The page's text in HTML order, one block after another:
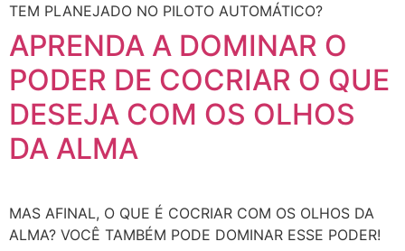
TEM PLANEJADO NO PILOTO AUTOMÁTICO?
APRENDA A DOMINAR O
PODER DE COCRIAR O QUE
DESEJA COM OS OLHOS
DA ALMA
MAS AFINAL, O QUE É COCRIAR COM OS OLHOS DA
ALMA? VOCÊ TAMBÉM PODE DOMINAR ESSE PODER!